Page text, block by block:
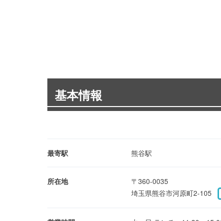
基本情報
最寄駅 熊谷駅
所在地
〒360-0035
埼玉県熊谷市河原町2-105